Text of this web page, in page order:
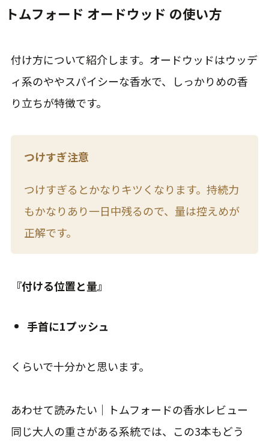
トムフォード オードウッド の使い方
付け方について紹介します。オードウッドはウッデ
ィ系のややスパイシーな香水で、しっかりめの香
り立ちが特徴です。
つけすぎ注意
つけすぎるとかなりキツくなります。持続力
もかなりあり一日中残るので、量は控えめが
正解です。
『付ける位置と量』
手首に1プッシュ
くらいで十分かと思います。
あわせて読みたい｜トムフォードの香水レビュー
同じ大人の重さがある系統では、この3本もどう